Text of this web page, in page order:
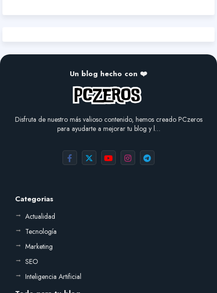
Un blog hecho con ❤️
Disfruta de nuestro más valioso contenido, hemos creado PCzeros
para ayudarte a mejorar tu blog y l…
Categorias
Actualidad
Tecnología
Marketing
SEO
Inteligencia Artificial